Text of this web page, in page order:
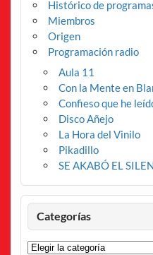
Histórico de
Miembros
Origen
Programación radio
Aula 11
Con la Mente en
Confieso que he
Disco Añejo
La Hora del Vinilo
Pikadillo
SE AKABÓ EL
Categorías
Categorías